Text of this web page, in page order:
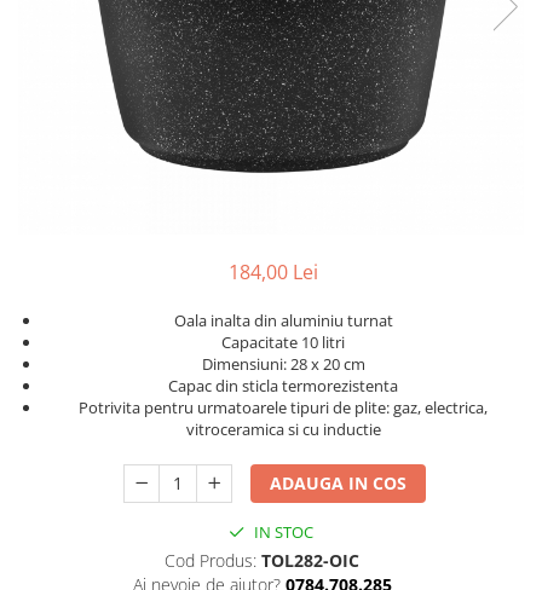
Accesorii Auto
Trimmere electrice
Bormasini cu acumulator
Mini drujbe cu acumulator
Scule electrice si unelte
Accesorii
Aparate de sudura
Storcatoare
Veioze
Masini de tocat
Decoratiuni Craciun
184,00 Lei
Oala inalta din aluminiu turnat
Capacitate 10 litri
Dimensiuni: 28 x 20 cm
Capac din sticla termorezistenta
Potrivita pentru urmatoarele tipuri de plite: gaz, electrica,
vitroceramica si cu inductie
ADAUGA IN COS
IN STOC
Cod Produs: TOL282-OIC
Ai nevoie de ajutor? 0784.708.285